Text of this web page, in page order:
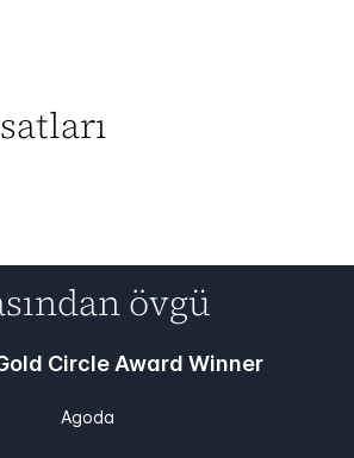
övgü
Circle Award Winner
Agoda